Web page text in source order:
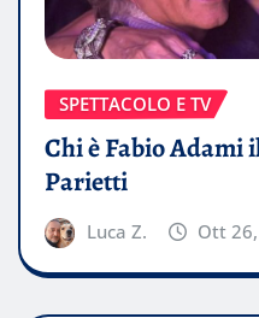
SPETTACOLO E TV
Chi è Fabio Adami
Parietti
Luca Z. Ott